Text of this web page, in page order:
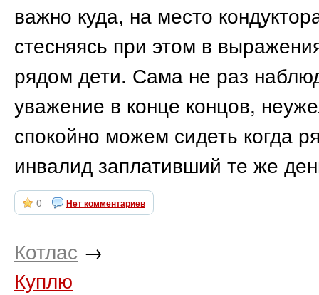
важно куда, на место
стесняясь при этом в
рядом дети. Сама не раз
уважение в конце концов,
спокойно можем сидеть когда
инвалид заплативший те же
0 Нет комментариев
Котлас →
Куплю